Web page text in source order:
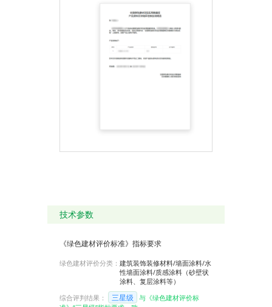
技术参数
《绿色建材评价标准》指标要求
绿色建材评价分类：建筑装饰装修材料/墙面涂料/水
性墙面涂料/质感涂料（砂壁状
涂料、复层涂料等）
综合评判结果：
三星级
与《绿色建材评价标